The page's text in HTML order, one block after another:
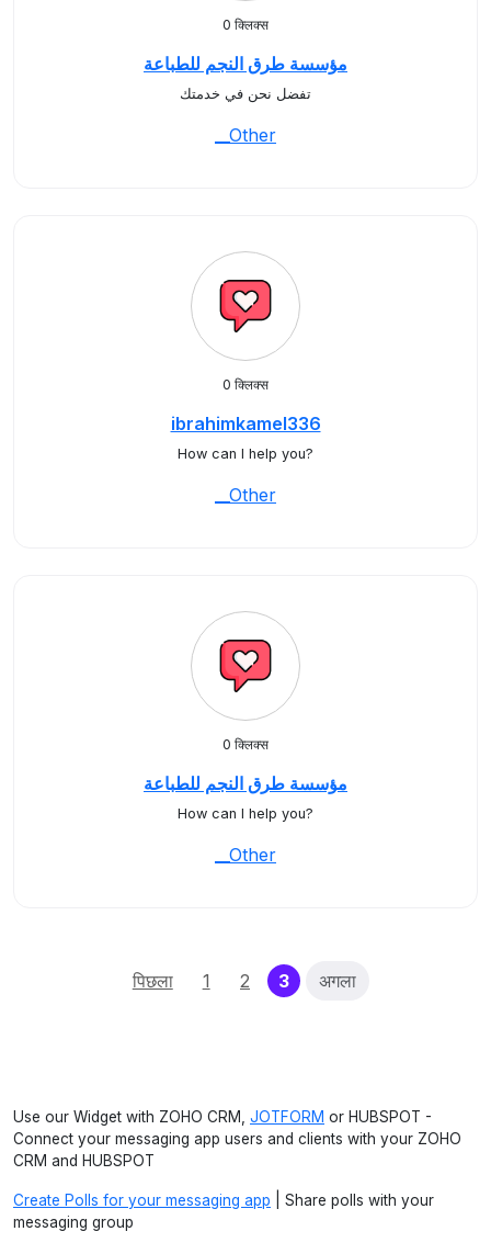
0 क्लिक्स
مؤسسة طرق النجم للطباعة
تفضل نحن في خدمتك
__Other
0 क्लिक्स
ibrahimkamel336
How can I help you?
__Other
0 क्लिक्स
مؤسسة طرق النجم للطباعة
How can I help you?
__Other
पिछला 1 2 3(current)
अगला
Use our Widget with ZOHO CRM, JOTFORM or HUBSPOT -
Connect your messaging app users and clients with your ZOHO
CRM and HUBSPOT
Create Polls for your messaging app | Share polls with your
messaging group